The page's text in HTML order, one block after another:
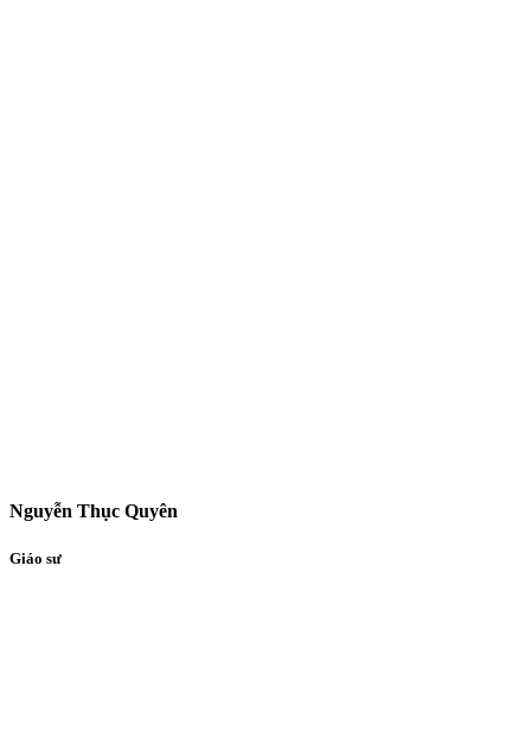
Nguyễn Thục Quyên
Giáo sư